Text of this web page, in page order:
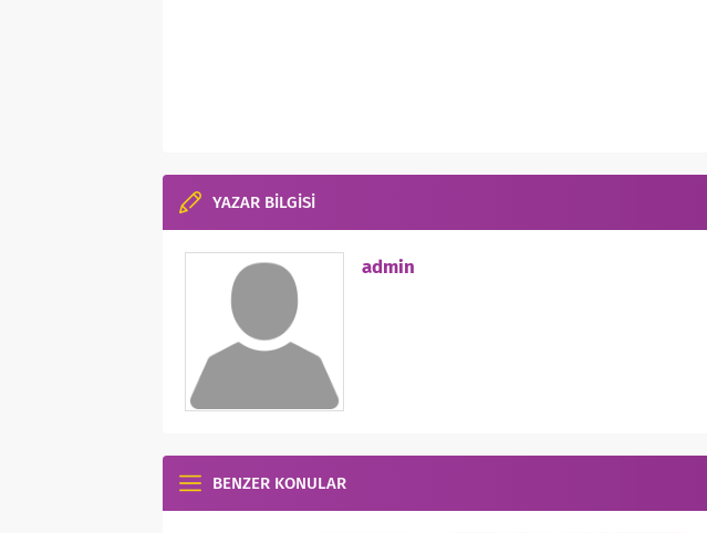
YAZAR BİLGİSİ
admin
BENZER KONULAR